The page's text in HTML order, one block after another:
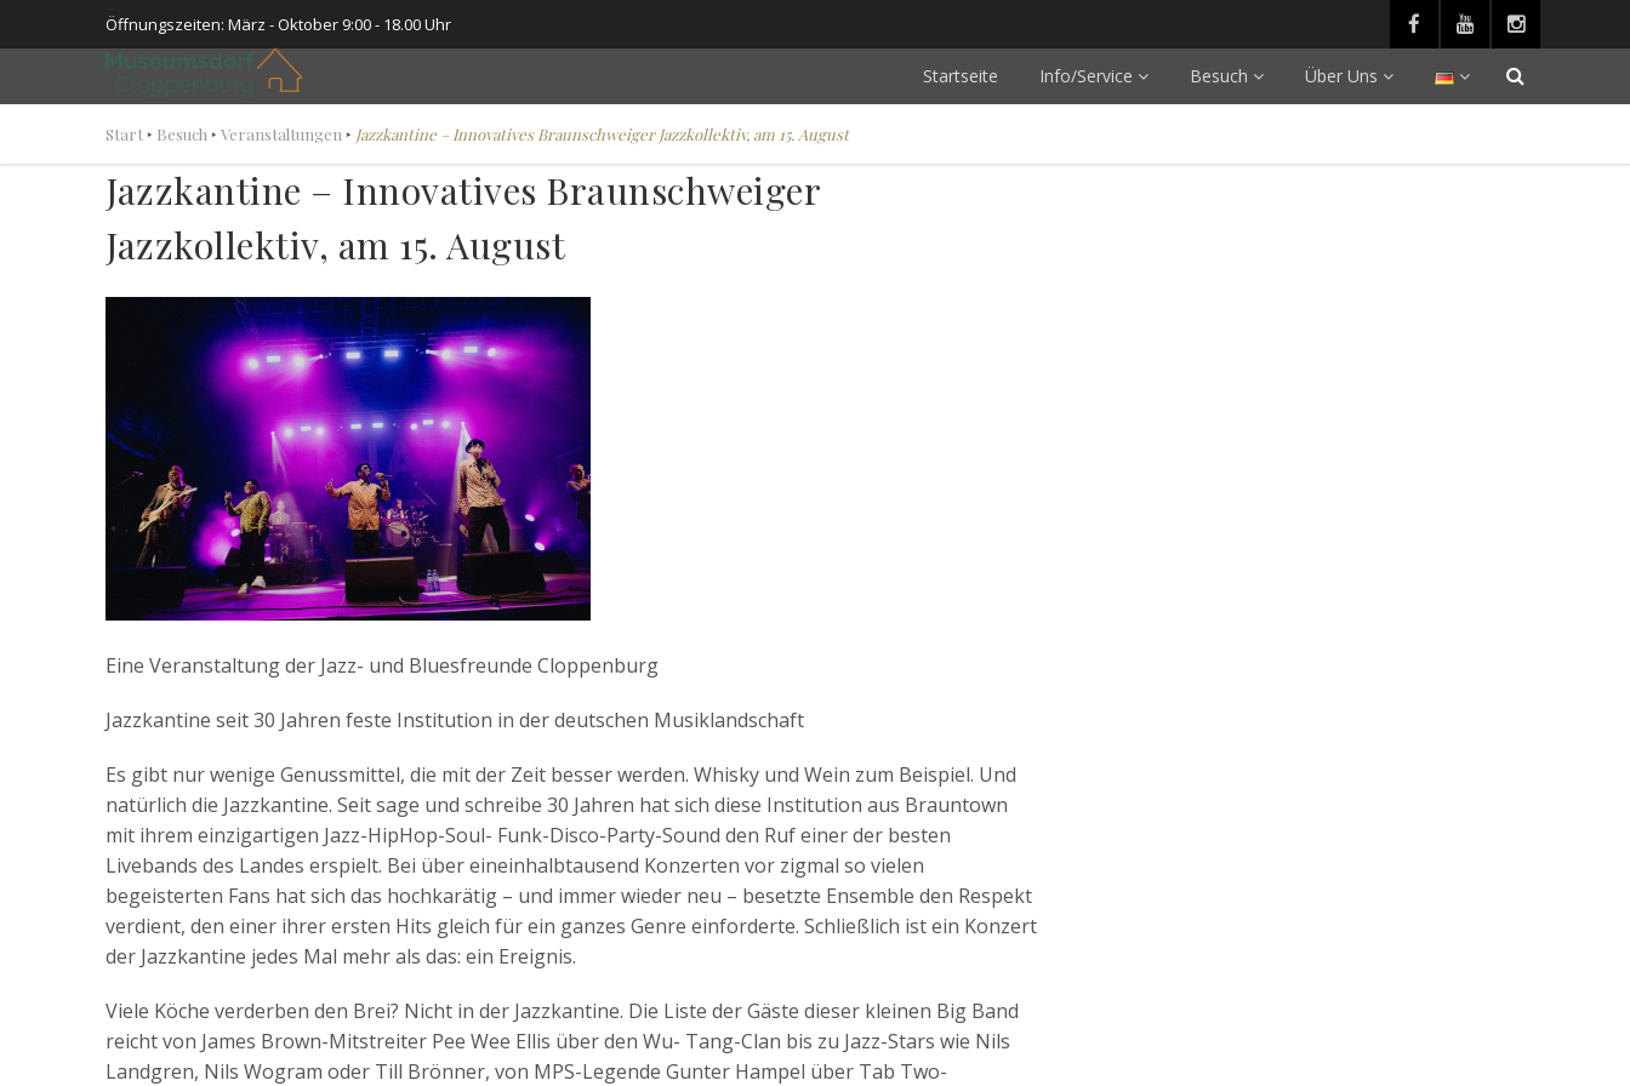
Öffnungszeiten: März - Oktober 9:00 - 18.00 Uhr
Startseite Info/Service Besuch Über Uns
Start ‣ Besuch ‣ Veranstaltungen ‣ Jazzkantine – Innovatives Braunschweiger Jazzkollektiv, am 15. August
Jazzkantine – Innovatives Braunschweiger
Jazzkollektiv, am 15. August
Eine Veranstaltung der Jazz- und Bluesfreunde Cloppenburg
Jazzkantine seit 30 Jahren feste Institution in der deutschen Musiklandschaft
Es gibt nur wenige Genussmittel, die mit der Zeit besser werden. Whisky und Wein zum Beispiel. Und
natürlich die Jazzkantine. Seit sage und schreibe 30 Jahren hat sich diese Institution aus Brauntown
mit ihrem einzigartigen Jazz-HipHop-Soul- Funk-Disco-Party-Sound den Ruf einer der besten
Livebands des Landes erspielt. Bei über eineinhalbtausend Konzerten vor zigmal so vielen
begeisterten Fans hat sich das hochkarätig – und immer wieder neu – besetzte Ensemble den Respekt
verdient, den einer ihrer ersten Hits gleich für ein ganzes Genre einforderte. Schließlich ist ein Konzert
der Jazzkantine jedes Mal mehr als das: ein Ereignis.
Viele Köche verderben den Brei? Nicht in der Jazzkantine. Die Liste der Gäste dieser kleinen Big Band
reicht von James Brown-Mitstreiter Pee Wee Ellis über den Wu- Tang-Clan bis zu Jazz-Stars wie Nils
Landgren, Nils Wogram oder Till Brönner, von MPS-Legende Gunter Hampel über Tab Two-